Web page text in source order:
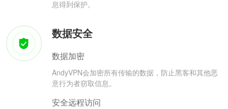
息得到保护。
数据安全
数据加密
AndyVPN会加密所有传输的数据，防止黑客和其他恶
意行为者窃取信息。
安全远程访问